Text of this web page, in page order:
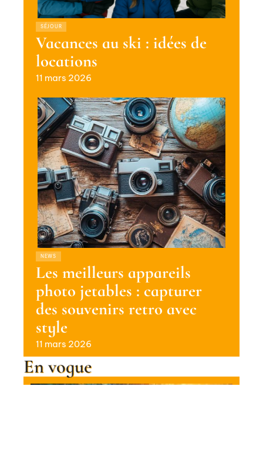
SÉJOUR
Vacances au ski : idées de
locations
11 mars 2026
NEWS
Les meilleurs appareils
photo jetables : capturer
des souvenirs retro avec
style
11 mars 2026
En vogue